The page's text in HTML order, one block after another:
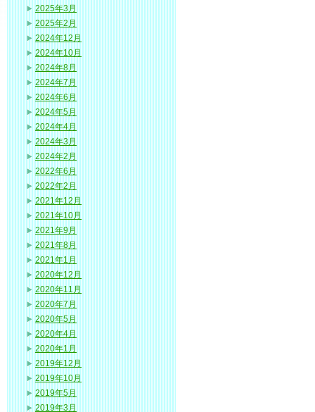
2025年3月
2025年2月
2024年12月
2024年10月
2024年8月
2024年7月
2024年6月
2024年5月
2024年4月
2024年3月
2024年2月
2022年6月
2022年2月
2021年12月
2021年10月
2021年9月
2021年8月
2021年1月
2020年12月
2020年11月
2020年7月
2020年5月
2020年4月
2020年1月
2019年12月
2019年10月
2019年5月
2019年3月